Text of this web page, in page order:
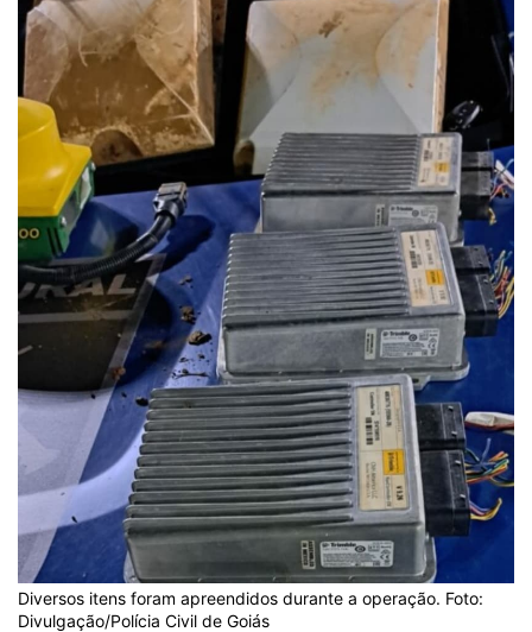
Diversos itens foram apreendidos durante a operação. Foto:
Divulgação/Polícia Civil de Goiás